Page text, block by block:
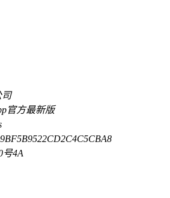
司
官方最新版
号4A